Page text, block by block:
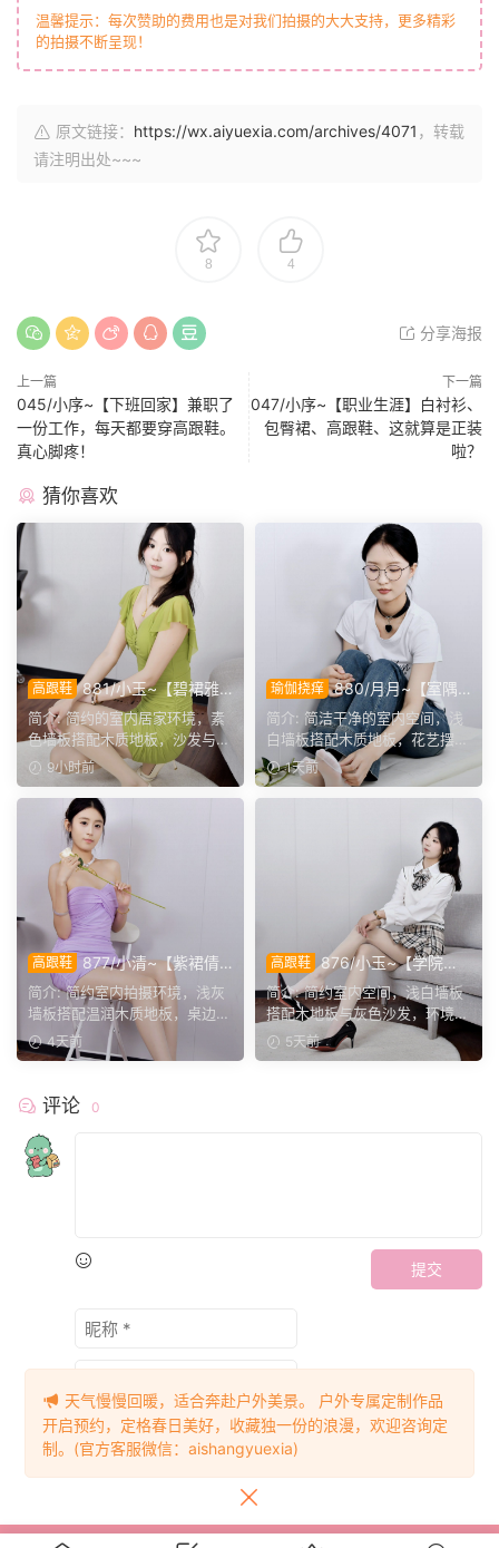
温馨提示：每次赞助的费用也是对我们拍摄的大大支持，更多精彩
的拍摄不断呈现！
原文链接： https://wx.aiyuexia.com/archives/4071 ，转载
请注明出处~~~
8 4
分享海报
上一篇
045/小序~【下班回家】兼职了
一份工作，每天都要穿高跟鞋。
真心脚疼！
下一篇
047/小序~【职业生涯】白衬衫、
包臀裙、高跟鞋、这就算是正装
啦？
猜你喜欢
高跟鞋 881/小玉~【碧裙雅
姿】一室柔光衬绿裙，错落姿
态尽显温婉格调。
简介: 简约的室内居家环境，素
色墙板搭配木质地板，沙发与办
公椅丰富场景层次。小...
9小时前
瑜伽挠痒 880/月月~【室隅
姿影】雅室定格多样姿态，记
录鞋袜与肢体的百态呈现。
简介: 简洁干净的室内空间，浅
白墙板搭配木质地板，花艺摆件
点缀场景。月月身着白...
1天前
高跟鞋 877/小清~【紫裙倩
影】紫裙衬温婉，轻咳敛神
态，步履尽显优雅格调。
简介: 简约室内拍摄环境，浅灰
墙板搭配温润木质地板，桌边鲜
花点缀空间氛围。小清...
4天前
高跟鞋 876/小玉~【学院闲
叙】室间学院格调，抬脚轻卸
鞋履，尽显少女灵动姿态。
简介: 简约室内空间，浅白墙板
搭配木地板与灰色沙发，环境干
净素雅。小玉身着学院...
5天前
评论 0
提交
天气慢慢回暖，适合奔赴户外美景。 户外专属定制作品
开启预约，定格春日美好，收藏独一份的浪漫，欢迎咨询定
制。(官方客服微信：aishangyuexia)